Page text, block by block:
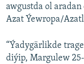
awgustda ol
Azat Ýewropa/
“Ýadygärlikde
diýip, Margulew